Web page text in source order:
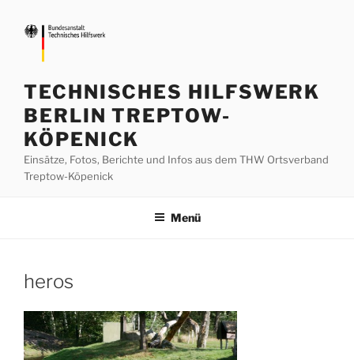
Inhalt
springen
TECHNISCHES HILFSWERK
BERLIN TREPTOW-
KÖPENICK
Einsätze, Fotos, Berichte und Infos aus dem THW Ortsverband
Treptow-Köpenick
Menü
heros